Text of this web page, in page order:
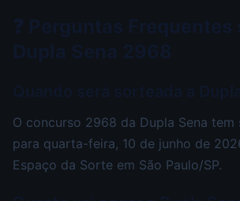
O concurso 2968 da Dupla Sena
para quarta-feira, 10 de junho de
Espaço da Sorte em São Paulo/SP.